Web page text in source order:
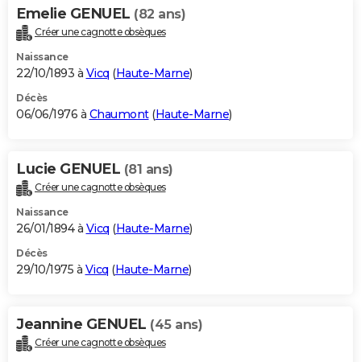
Emelie GENUEL (82 ans)
Créer une cagnotte obsèques
Naissance
22/10/1893 à Vicq (Haute-Marne)
Décès
06/06/1976 à Chaumont(Haute-Marne)
Lucie GENUEL (81 ans)
Créer une cagnotte obsèques
Naissance
26/01/1894 à Vicq (Haute-Marne)
Décès
29/10/1975 à Vicq (Haute-Marne)
Jeannine GENUEL (45 ans)
Créer une cagnotte obsèques